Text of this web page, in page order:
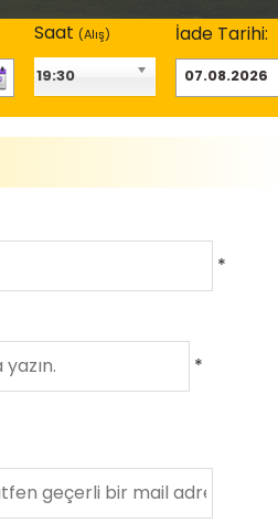
Saat (Alış)
19:30
İade Tarihi:
*
*